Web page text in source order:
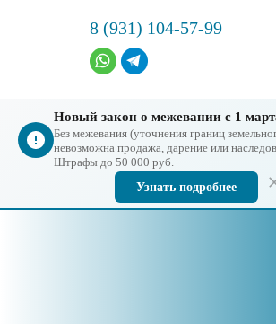
8 (931) 104-57-99
Новый закон о межевании с 1
Без межевания (уточнения границ
невозможна продажа, дарение или
Штрафы до 50 000 руб.
Узнать подробнее